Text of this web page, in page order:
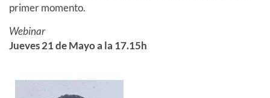
primer momento.
Webinar
Jueves 21 de Mayo a la 17.15h